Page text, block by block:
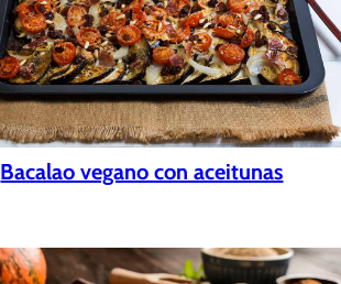
Bacalao vegano con aceitunas